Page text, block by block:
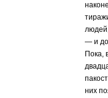
— и
Пока,
них